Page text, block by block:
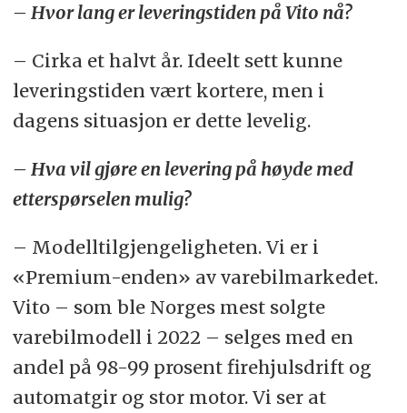
– Hvor lang er leveringstiden på Vito nå?
– Cirka et halvt år. Ideelt sett kunne
leveringstiden vært kortere, men i
dagens situasjon er dette levelig.
– Hva vil gjøre en levering på høyde med
etterspørselen mulig?
– Modelltilgjengeligheten. Vi er i
«Premium-enden» av varebilmarkedet.
Vito – som ble Norges mest solgte
varebilmodell i 2022 – selges med en
andel på 98-99 prosent firehjulsdrift og
automatgir og stor motor. Vi ser at